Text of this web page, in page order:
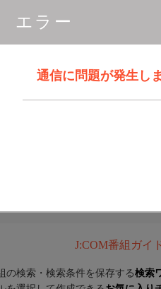
エラー
通信に問題が発生し
J:COM番組ガイ
の検索・検索条件を保存する検索